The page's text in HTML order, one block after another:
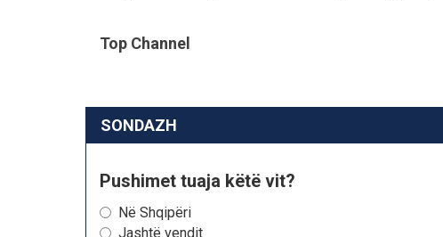
Top Channel
SONDAZH
Pushimet tuaja këtë vit?
Në Shqipëri
Jashtë vendit